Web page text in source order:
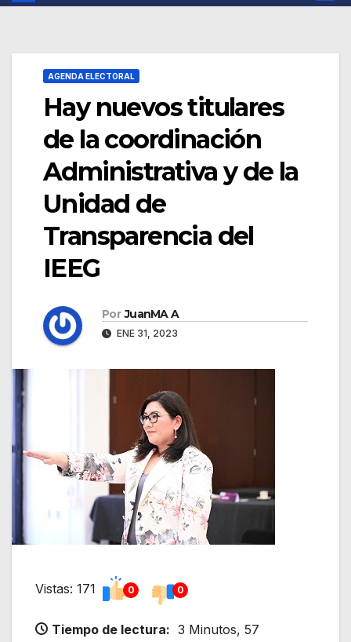
AGENDA ELECTORAL
Hay nuevos titulares
de la coordinación
Administrativa y de la
Unidad de
Transparencia del
IEEG
Por JuanMA A
ENE 31, 2023
Vistas: 171 0 0
Tiempo de lectura: 3 Minutos, 57